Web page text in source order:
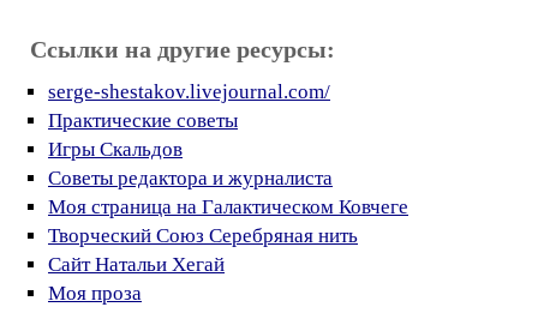
Ссылки на другие ресурсы:
serge-shestakov.livejournal.com/
Практические советы
Игры Скальдов
Советы редактора и журналиста
Моя страница на Галактическом Ковчеге
Творческий Союз Серебряная нить
Сайт Натальи Хегай
Моя проза